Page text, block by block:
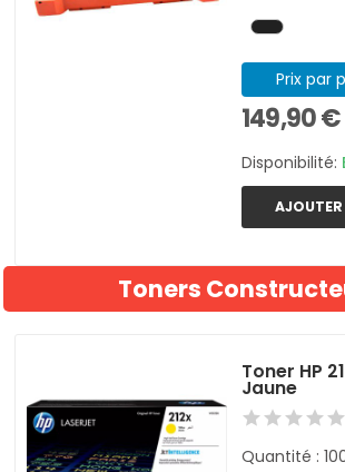
Prix par
149,90 €
Disponibilité:
Toners
Toner HP
Jaune
Quantité :